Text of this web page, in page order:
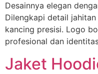
Desainnya elegan
Dilengkapi detail
kancing presisi. Logo
profesional dan
Jaket